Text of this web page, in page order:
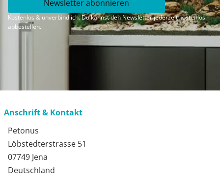
Newsletter abonnieren
Kostenlos & unverbindlich. Du kannst den Newsletter jederzeit kostenlos
abbestellen.
Anschrift & Kontakt
Petonus
Löbstedterstrasse 51
07749 Jena
Deutschland